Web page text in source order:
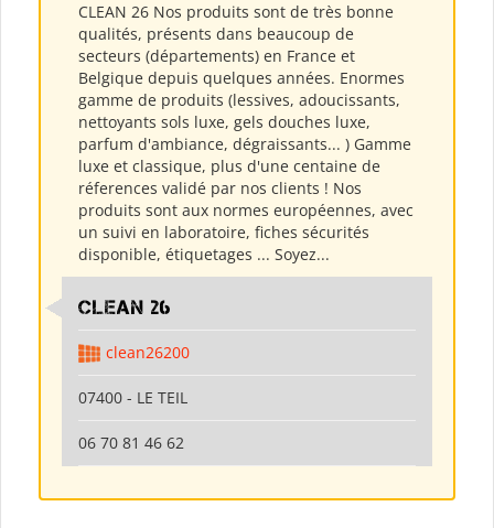
CLEAN 26 Nos produits sont de très bonne
qualités, présents dans beaucoup de
secteurs (départements) en France et
Belgique depuis quelques années. Enormes
gamme de produits (lessives, adoucissants,
nettoyants sols luxe, gels douches luxe,
parfum d'ambiance, dégraissants... ) Gamme
luxe et classique, plus d'une centaine de
réferences validé par nos clients ! Nos
produits sont aux normes européennes, avec
un suivi en laboratoire, fiches sécurités
disponible, étiquetages ... Soyez...
clean 26
clean26200
07400 - LE TEIL
06 70 81 46 62